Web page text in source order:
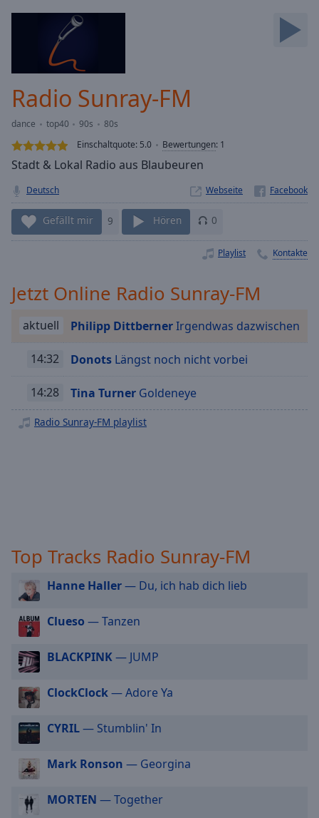
Loaded :
0.00%
Stream
Seek to
live,
currently
behind
liveLIVE
Playback
Chapters
Descriptions
settings,
opens
subtitles
settings
dialog
subtitles
off
selected
Audio
Track
Picture-
in-
Fullscreen
This
Radio Sunray-FM
dance top40 90s
80s
Einschaltquote: 5.0 Bewertungen: 1
Stadt & Lokal Radio aus Blaubeuren
Deutsch Webseite
Gefällt mir 9 Hören 0
Playlist Kontakte
Jetzt Online Radio Sunray-FM
aktuell Philipp DittbernerIrgendwas dazwischen
14:32 Donots Längst noch nicht vorbei
14:28 Tina Turner Goldeneye
Radio Sunray-FM playlist
Top Tracks Radio Sunray-FM
Hanne Haller— Du, ich hab dich lieb
Clueso — Tanzen
BLACKPINK— JUMP
ClockClock— Adore Ya
CYRIL— Stumblin' In
Mark Ronson — Georgina
MORTEN — Together